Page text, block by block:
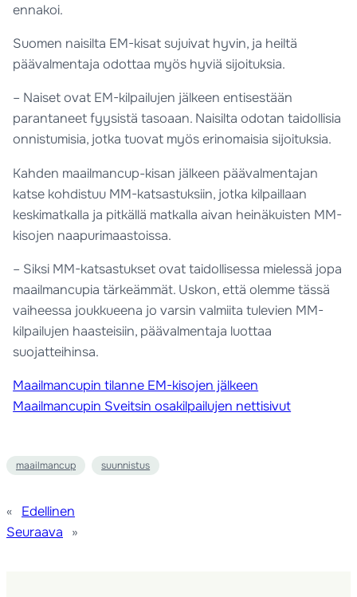
ennakoi.
Suomen naisilta EM-kisat sujuivat hyvin, ja heiltä
päävalmentaja odottaa myös hyviä sijoituksia.
– Naiset ovat EM-kilpailujen jälkeen entisestään
parantaneet fyysistä tasoaan. Naisilta odotan taidollisia
onnistumisia, jotka tuovat myös erinomaisia sijoituksia.
Kahden maailmancup-kisan jälkeen päävalmentajan
katse kohdistuu MM-katsastuksiin, jotka kilpaillaan
keskimatkalla ja pitkällä matkalla aivan heinäkuisten MM-
kisojen naapurimaastoissa.
– Siksi MM-katsastukset ovat taidollisessa mielessä jopa
maailmancupia tärkeämmät. Uskon, että olemme tässä
vaiheessa joukkueena jo varsin valmiita tulevien MM-
kilpailujen haasteisiin, päävalmentaja luottaa
suojatteihinsa.
Maailmancupin tilanne EM-kisojen jälkeen
Maailmancupin Sveitsin osakilpailujen nettisivut
maailmancup suunnistus
«
Edellinen
Seuraava
»